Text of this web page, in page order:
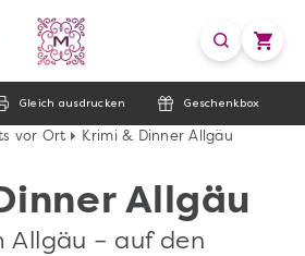
Gleich ausdrucken Geschenkbox
vor Ort Krimi & Dinner Allgäu
Allgäu
Allgäu – auf den